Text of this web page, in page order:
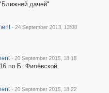
дачей"
· 24 September 2013, 13:08
· 20 September 2015, 18:18
по Б. Филёвской.
· 20 September 2015, 18:22